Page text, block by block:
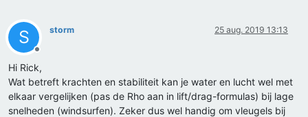
S
Offline
storm 25 aug. 2019 13:13
Hi Rick,
Wat betreft krachten en stabiliteit kan je water en lucht wel met
elkaar vergelijken (pas de Rho aan in lift/drag-formulas) bij lage
snelheden (windsurfen). Zeker dus wel handig om vleugels bij